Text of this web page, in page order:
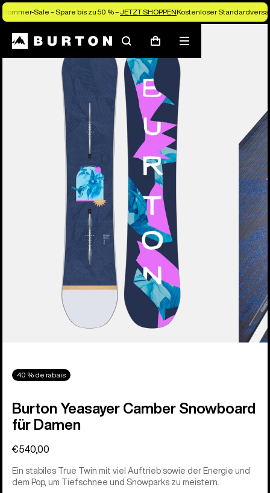
Sommer-Sale – Spare bis zu 50 % – JETZT SHOPPENKostenloser
SuchenWarenkorb
Menü
Die Experten von Burton erklären es dir
40 % de rabais
Burton Yeasayer Camber Snowboard
für Damen
€540,00
Ein stabiles True Twin mit viel Auftrieb sowie der Energie und
dem Pop, um Tiefschnee und Snowparks zu meistern.